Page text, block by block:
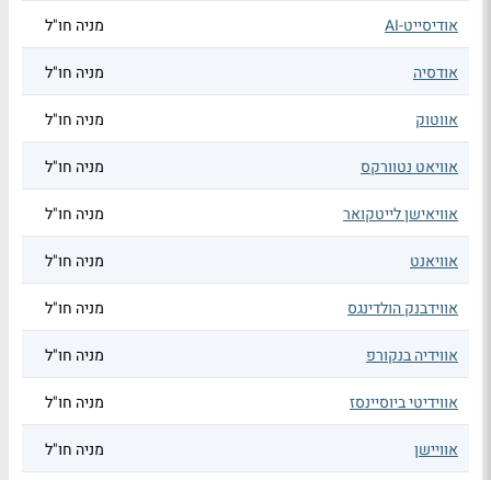
אודיסייט-AI מניה חו"ל
אודסיה מניה חו"ל
אווטוק מניה חו"ל
אוויאט נטוורקס מניה חו"ל
אוויאישן לייטקואר מניה חו"ל
אוויאנט מניה חו"ל
אווידבנק הולדינגס מניה חו"ל
אווידיה בנקורפ מניה חו"ל
אווידיטי ביוסיינסז מניה חו"ל
אוויישן מניה חו"ל